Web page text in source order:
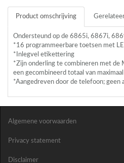
Product omschrijving
Ondersteund op de 6865i, 6867i,
*16 programmeerbare toetsen met
*Inlegvel etikettering
*Zijn onderling te combineren met de
een gecombineerd totaal van
*Aangedreven door de telefoon; geen
Algemene voorwaarden
Privacy statement
Disclaimer